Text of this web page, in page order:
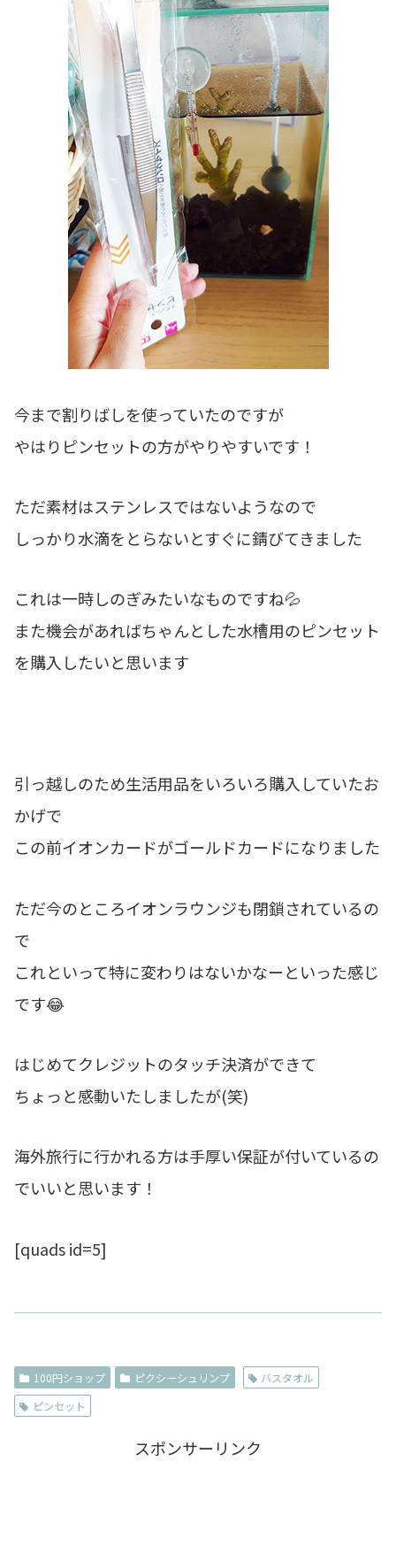
今まで割りばしを使っていたのですが
やはりピンセットの方がやりやすいです！
ただ素材はステンレスではないようなので
しっかり水滴をとらないとすぐに錆びてきました
これは一時しのぎみたいなものですね💦
また機会があればちゃんとした水槽用のピンセット
を購入したいと思います
引っ越しのため生活用品をいろいろ購入していたお
かげで
この前イオンカードがゴールドカードになりました
ただ今のところイオンラウンジも閉鎖されているの
で
これといって特に変わりはないかなーといった感じ
です😂
はじめてクレジットのタッチ決済ができて
ちょっと感動いたしましたが(笑)
海外旅行に行かれる方は手厚い保証が付いているの
でいいと思います！
[quads id=5]
100円ショップ ピクシーシュリンプ
バスタオル
ピンセット
スポンサーリンク